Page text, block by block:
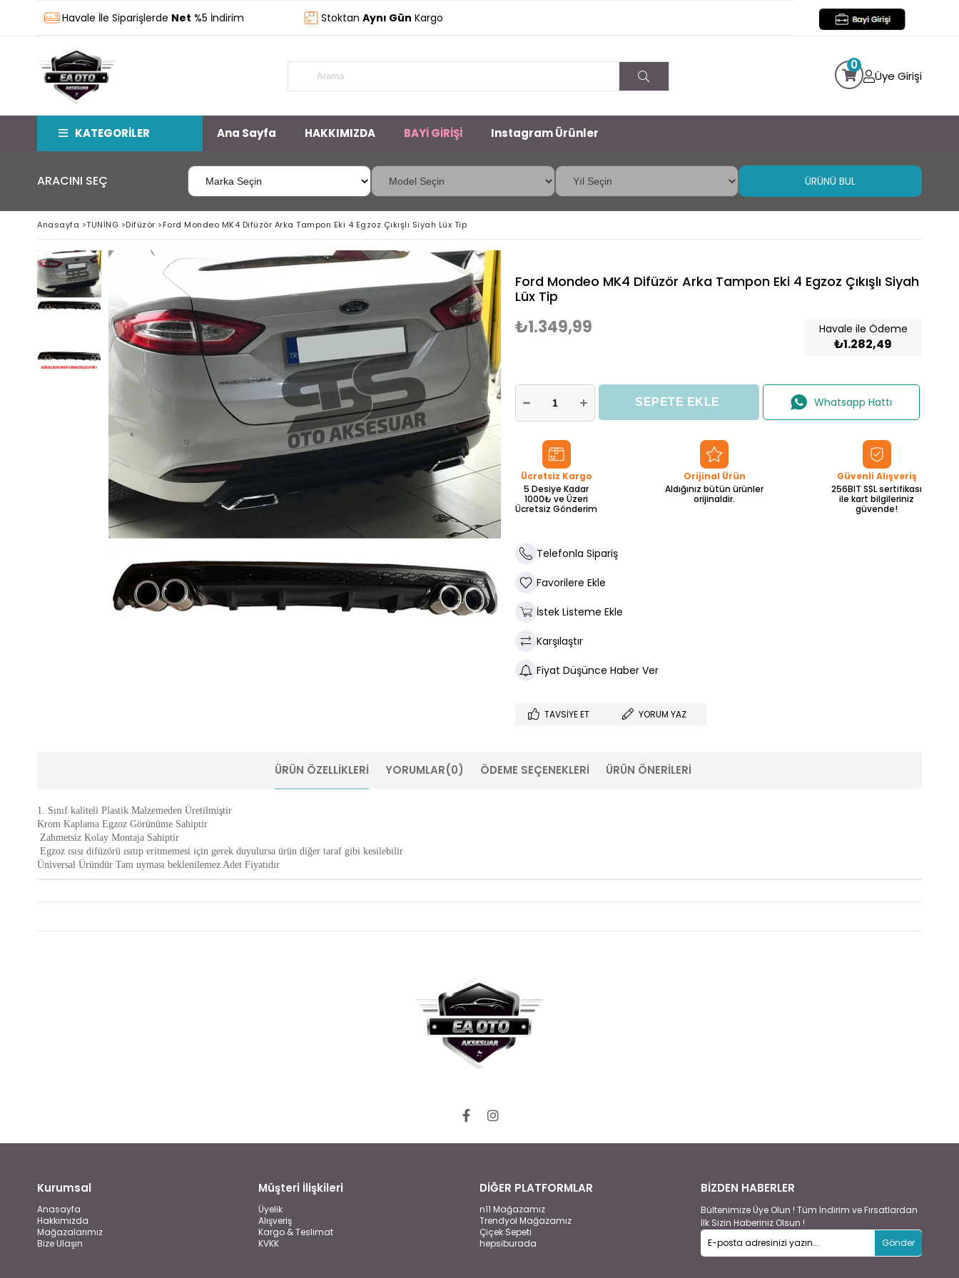
Havale İle SiparişlerdeNet%5 İndirim StoktanAynı GünKargo
0
Üye Girişi
KATEGORİLER Ana Sayfa HAKKIMIZDA BAYİ GİRİŞİ Instagram Ürünler
ARACINI SEÇ ÜRÜNÜ BUL
Anasayfa >TUNİNG >Difüzör >Ford Mondeo MK4 Difüzör Arka Tampon Eki 4 Egzoz Çıkışlı Siyah Lüx Tip
Ford Mondeo MK4 Difüzör Arka Tampon Eki 4 Egzoz Çıkışlı Siyah
Lüx Tip
Havale ile Ödeme
₺1.282,49
₺1.349,99
Whatsapp Hattı
Ücretsiz Kargo
5 Desiye Kadar
1000₺ ve Üzeri
Ücretsiz Gönderim
Orijinal Ürün
Aldığınız bütün ürünler
orijinaldir.
Güvenli Alışveriş
256BIT SSL sertifikası
ile kart bilgileriniz
güvende!
Telefonla Sipariş
Favorilere Ekle
İstek Listeme Ekle
Karşılaştır
Fiyat Düşünce Haber Ver
TAVSIYE ET YORUM YAZ
ÜRÜN ÖZELLIKLERI YORUMLAR(0) ÖDEME SEÇENEKLERI ÜRÜN ÖNERILERI
1. Sınıf kaliteli Plastik Malzemeden Üretilmiştir
Krom Kaplama Egzoz Görünüme Sahiptir
Zahmetsiz Kolay Montaja Sahiptir
Egzoz ısısı difüzörü ısıtıp eritmemesi için gerek duyulursa ürün diğer taraf gibi kesilebilir
Üniversal Üründür Tam uyması beklenilemez Adet Fiyatıdır
Kurumsal
Anasayfa
Hakkımızda
Mağazalarımız
Bize Ulaşın
Müşteri İlişkileri
Üyelik
Alışveriş
Kargo & Teslimat
KVKK
DİĞER PLATFORMLAR
n11 Mağazamız
Trendyol Mağazamız
Çiçek Sepeti
hepsiburada
BİZDEN HABERLER
Bültenimize Üye Olun ! Tüm İndirim ve Fırsatlardan
İlk Sizin Haberiniz Olsun !
Gönder